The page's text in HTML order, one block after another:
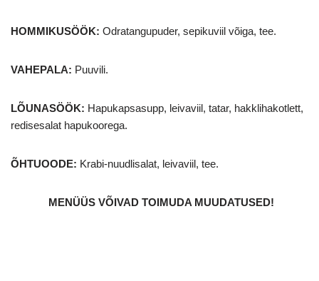
HOMMIKUSÖÖK: Odratangupuder, sepikuviil võiga, tee.
VAHEPALA: Puuvili.
LÕUNASÖÖK: Hapukapsasupp, leivaviil, tatar, hakklihakotlett,
redisesalat hapukoorega.
ÕHTUOODE: Krabi-nuudlisalat, leivaviil, tee.
MENÜÜS VÕIVAD TOIMUDA MUUDATUSED!